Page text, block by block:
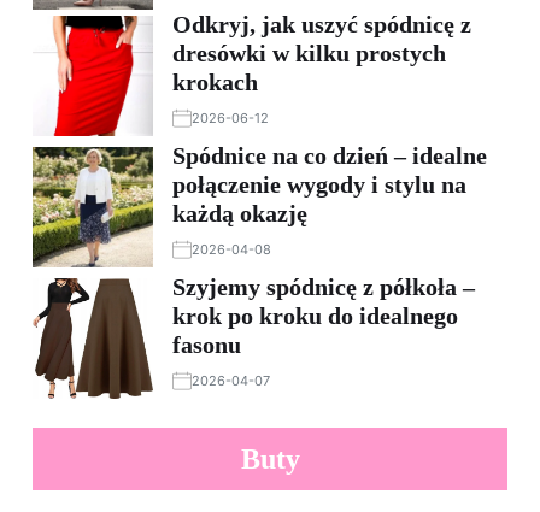
Odkryj, jak uszyć spódnicę z
dresówki w kilku prostych
krokach
2026-06-12
Spódnice na co dzień – idealne
połączenie wygody i stylu na
każdą okazję
2026-04-08
Szyjemy spódnicę z półkoła –
krok po kroku do idealnego
fasonu
2026-04-07
Buty